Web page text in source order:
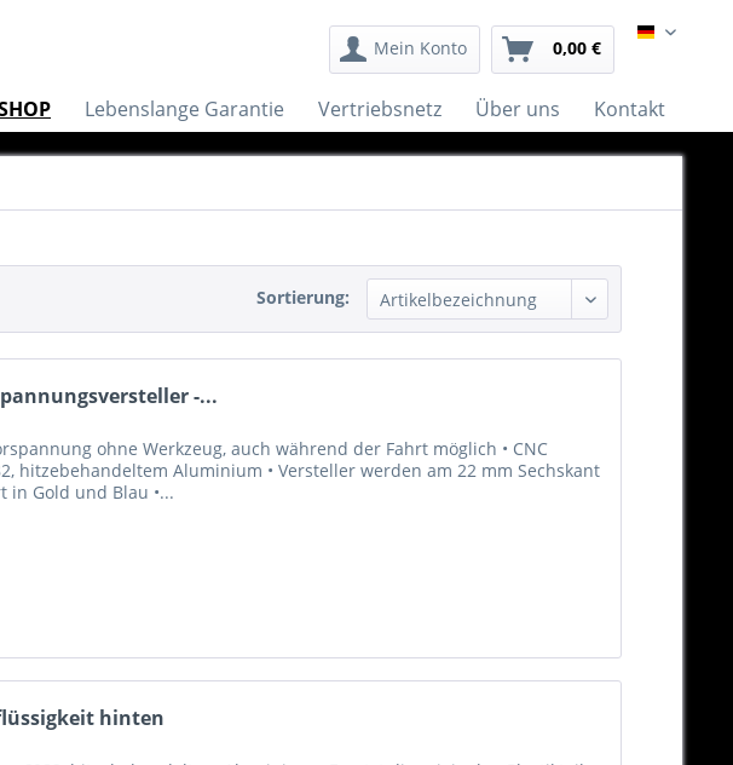
Mein Konto 0,00 € German
Lebenslange Garantie Vertriebsnetz Über uns Kontakt
Sortierung:
-...
ohne Werkzeug, auch während der Fahrt möglich • CNC
hitzebehandeltem Aluminium • Versteller werden am 22 mm Sechskant
in Gold und Blau •...
hinten